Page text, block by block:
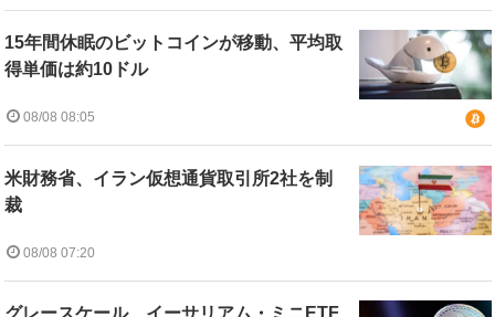
15年間休眠のビットコインが移動、平均取
得単価は約10ドル
08/08 08:05
米財務省、イラン仮想通貨取引所2社を制
裁
08/08 07:20